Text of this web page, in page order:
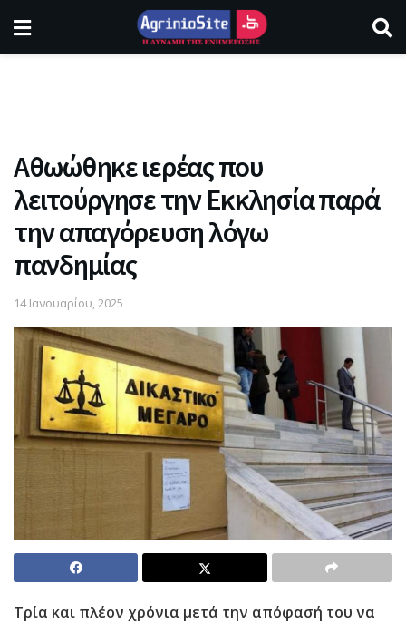
Αθωώθηκε ιερέας που
λειτούργησε την Εκκλησία παρά
την απαγόρευση λόγω
πανδημίας
14 Ιανουαρίου, 2025
Τρία και πλέον χρόνια μετά την απόφασή του να